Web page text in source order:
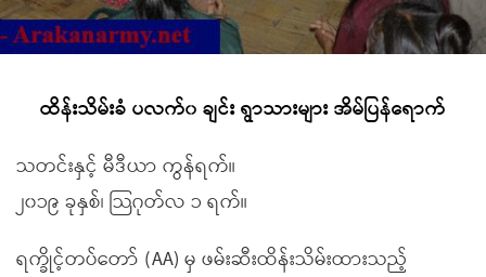
ထိန်းသိမ်းခံ ပလက်၀ ချင်း ရွာသားများ အိမ်ပြန်ရောက်
သတင်းနှင့် မီဒီယာ ကွန်ရက်။
၂၀၁၉ ခုနှစ်၊ သြဂုတ်လ ၁ ရက်။
ရက္ခိုင့်တပ်တော် (AA) မှ ဖမ်းဆီးထိန်းသိမ်းထားသည့်